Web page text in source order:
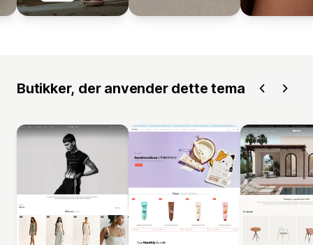
Butikker, der anvender dette tema